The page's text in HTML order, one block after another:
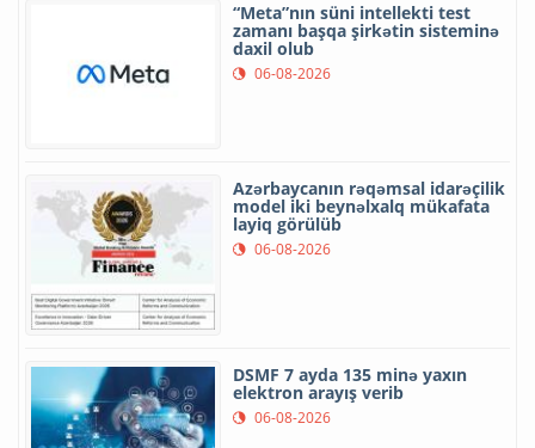
“Meta”nın süni intellekti test
zamanı başqa şirkətin sisteminə
daxil olub
06-08-2026
Azərbaycanın rəqəmsal idarəçilik
model iki beynəlxalq mükafata
layiq görülüb
06-08-2026
DSMF 7 ayda 135 minə yaxın
elektron arayış verib
06-08-2026